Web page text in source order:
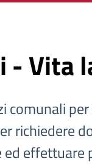
- Vita
comunali
richiedere
effettuare